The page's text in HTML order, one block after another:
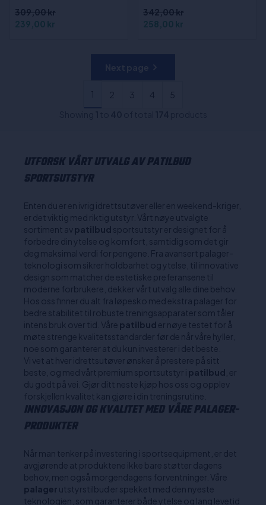
309,00 kr
239,00 kr
342,00 kr
258,00 kr
1 2 3 4
5
UTFORSK VÅRT UTVALG AV PATILBUD
SPORTSUTSTYR
Enten du er en ivrig idrettsutøver eller en weekend-kriger,
er det viktig med riktig utstyr. Vårt nøye utvalgte
sortiment av patilbud sportsutstyr er designet for å
forbedre din ytelse og komfort, samtidig som det gir
deg maksimal verdi for pengene. Fra avansert palager-
teknologi som sikrer holdbarhet og ytelse, til innovative
design som matcher de estetiske preferansene til
moderne forbrukere, dekker vårt utvalg alle dine behov.
Hos oss finner du alt fra løpesko med ekstra palager for
bedre stabilitet til robuste treningsapparater som tåler
intens bruk over tid. Våre patilbud er nøye testet for å
møte strenge kvalitetsstandarder før de når våre hyller,
noe som garanterer at du kun investerer i det beste.
Vi vet at hver idrettsutøver ønsker å prestere på sitt
beste, og med vårt premium sportsutstyr i patilbud , er
du godt på vei. Gjør ditt neste kjøp hos oss og opplev
forskjellen kvalitet kan gjøre i din treningsrutine.
INNOVASJON OG KVALITET MED VÅRE PALAGER-
PRODUKTER
Når man tenker på investering i sportsequipment, er det
avgjørende at produktene ikke bare støtter dagens
behov, men også morgendagens forventninger. Våre
palager utstyrstilbud er spekket med den nyeste
teknologien, som garanterer både ytelse og lang levetid